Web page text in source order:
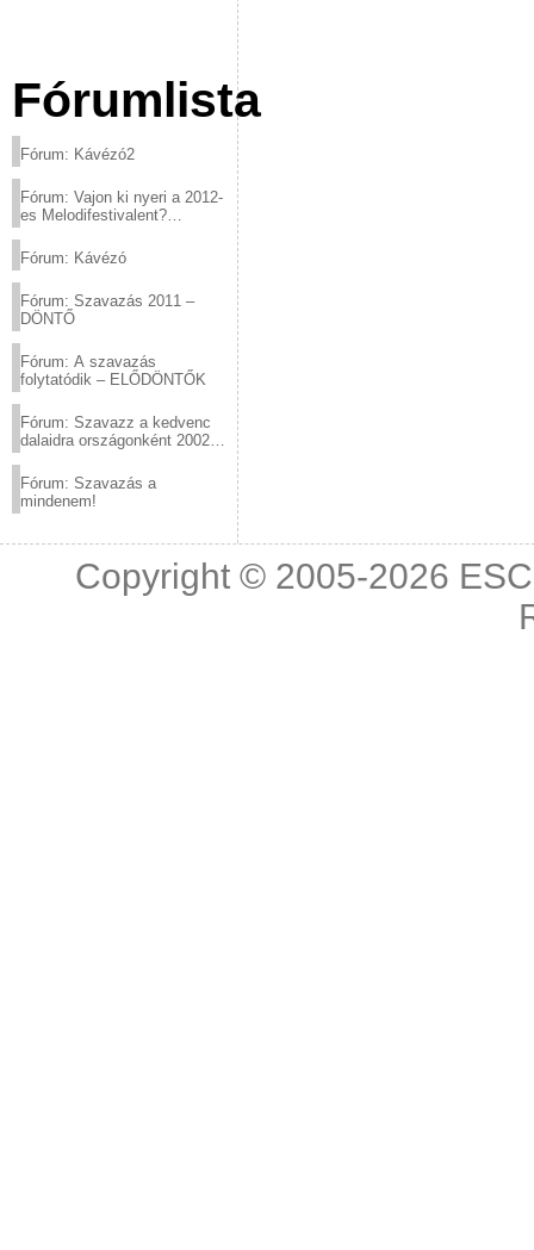
Fórumlista
Fórum: Kávézó2
Fórum: Vajon ki nyeri a 2012-
es Melodifestivalent?
Fórum: Kávézó
Fórum: Szavazás 2011 –
DÖNTŐ
Fórum: A szavazás
folytatódik – ELŐDÖNTŐK
Fórum: Szavazz a kedvenc
dalaidra országonként 2002
Fórum: Szavazás a
mindenem!
Copyright © 2005-2026